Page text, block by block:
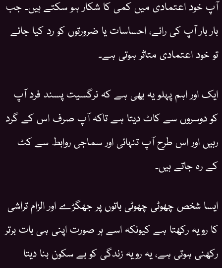
آپ خود اعتمادی میں کمی کا شکار ہو سکتے ہیں۔ جب
بار بار آپ کی رائے، احساسات یا ضرورتوں کو رد کیا جائے
تو خود اعتمادی متاثر ہوتی ہے۔
ایک اور اہم پہلو یہ بھی ہے کہ نرگسیت پسند فرد آپ
کو دوسروں سے کاٹ دیتا ہے تاکہ آپ صرف اس کے گرد
رہیں اور اس طرح آپ تنہائی اور سماجی روابط سے کٹ
کے رہ جاتے ہیں۔
ایسا شخص چھوٹی چھوٹی باتوں پر جھگڑے اور الزام تراشی
کا رویہ رکھتا ہے کیونکہ اسے ہر صورت اپنی ہی بات برتر
رکھنی ہوتی ہے، یہ رویہ زندگی کو بے سکون بنا دیتا